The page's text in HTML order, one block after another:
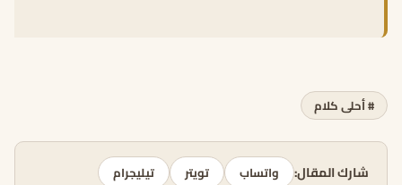
# أحلى كلام
شارك المقال: واتساب تويتر
تيليجرام